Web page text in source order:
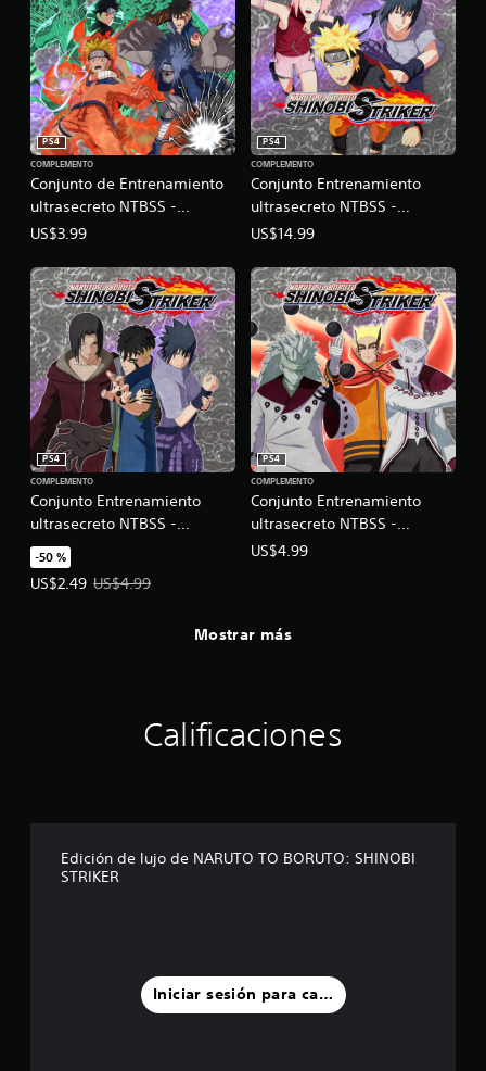
Conjunto de Entrenamiento
ultrasecreto NTBSS -
Personajes de la temporada
PS4
COMPLEMENTO
US$3.99
Conjunto Entrenamiento
ultrasecreto NTBSS -
Personajes básicos
PS4
COMPLEMENTO
US$14.99
Conjunto Entrenamiento
ultrasecreto NTBSS -
Personajes del pase de
temporada 4
PS4
COMPLEMENTO
-50 %
US$2.49
Precio de la oferta: US$2.49. Precio original: US$4.99.
US$4.99
Conjunto Entrenamiento
ultrasecreto NTBSS -
Personajes del pase de
PS4
COMPLEMENTO
US$4.99
Mostrar más
Calificaciones
Edición de lujo de NARUTO TO BORUTO: SHINOBI
STRIKER
Iniciar sesión para calificar